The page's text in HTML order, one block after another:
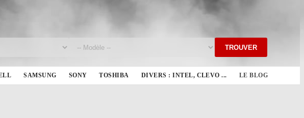
TROUVER
SAMSUNG SONY TOSHIBA DIVERS : INTEL, CLEVO ... LE BLOG